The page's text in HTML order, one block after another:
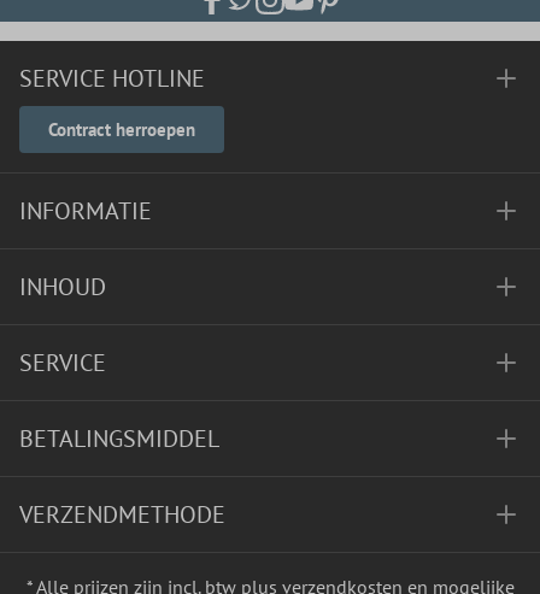
SERVICE HOTLINE
Contract herroepen
INFORMATIE
INHOUD
SERVICE
BETALINGSMIDDEL
VERZENDMETHODE
* Alle prijzen zijn incl. btw plus verzendkosten en mogelijke